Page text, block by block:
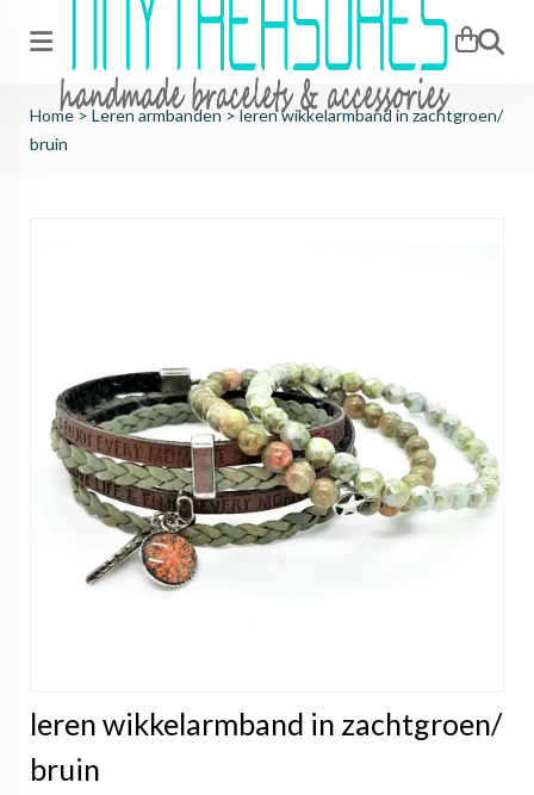
Zoeken
Home> Leren armbanden >leren wikkelarmband in zachtgroen/
bruin
leren wikkelarmband in zachtgroen/
bruin